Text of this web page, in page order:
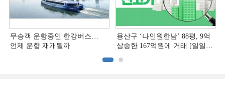
무승객 운항중인 한강버스…
언제 운항 재개될까
용산구 ‘나인원한남’ 88평, 9억
상승한 167억원에 거래 [일일